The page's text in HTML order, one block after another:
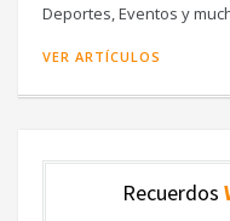
Deportes, Eventos y
VER ARTÍCULOS
Recuerdos